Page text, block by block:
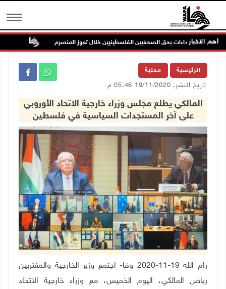
MENU أهم الاخبار
الرئيسية محلية
تاريخ النشر: 19/11/2020 05:46 م
المالكي يطلع مجلس وزراء خارجية الاتحاد الأوروبي
على آخر المستجدات السياسية في فلسطين
رام الله 19-11-2020 وفا- اجتمع وزير الخارجية والمغتربين
رياض المالكي، اليوم الخميس، مع وزراء خارجية الاتحاد